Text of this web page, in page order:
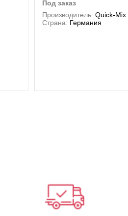
под заказ
Производитель: Quick-Mix
Страна: Германия